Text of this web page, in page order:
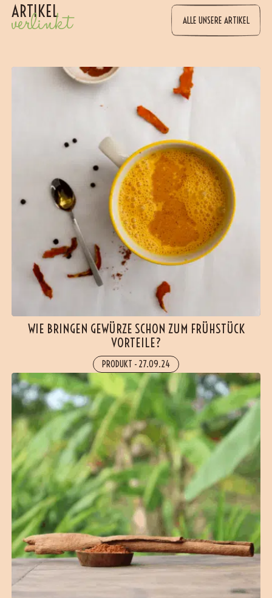
ARTIKEL
verlinkt ALLE UNSERE ARTIKEL
WIE BRINGEN GEWÜRZE SCHON ZUM FRÜHSTÜCK
VORTEILE?
PRODUKT - 27.09.24